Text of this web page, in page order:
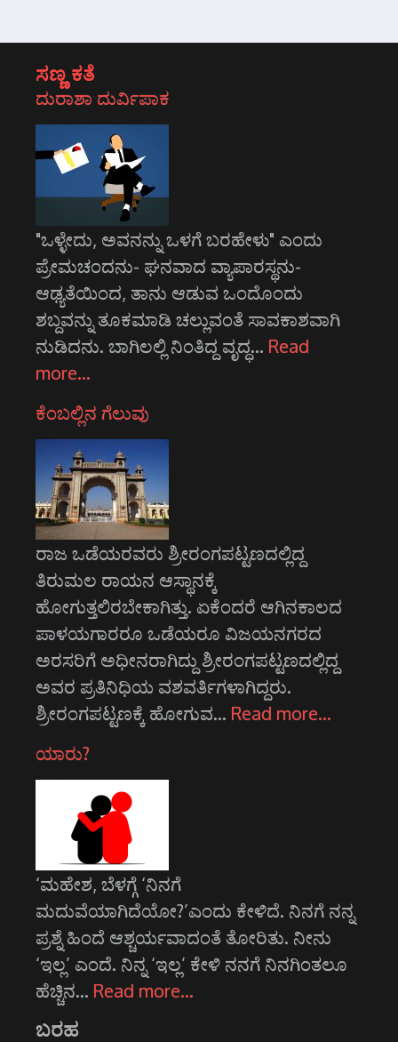
ಸಣ್ಣ ಕತೆ
ದುರಾಶಾ ದುರ್ವಿಪಾಕ
"ಒಳ್ಳೇದು, ಅವನನ್ನು ಒಳಗೆ ಬರಹೇಳು" ಎಂದು
ಪ್ರೇಮಚಂದನು- ಘನವಾದ ವ್ಯಾಪಾರಸ್ಥನು-
ಆಢ್ಯತೆಯಿಂದ, ತಾನು ಆಡುವ ಒಂದೊಂದು
ಶಬ್ದವನ್ನು ತೂಕಮಾಡಿ ಚಲ್ಲುವಂತೆ ಸಾವಕಾಶವಾಗಿ
ನುಡಿದನು. ಬಾಗಿಲಲ್ಲಿ ನಿಂತಿದ್ದ ವೃದ್ಧ… Read
more…
ಕೆಂಬಲ್ಲಿನ ಗೆಲುವು
ರಾಜ ಒಡೆಯರವರು ಶ್ರೀರಂಗಪಟ್ಟಣದಲ್ಲಿದ್ದ
ತಿರುಮಲ ರಾಯನ ಆಸ್ಥಾನಕ್ಕೆ
ಹೋಗುತ್ತಲಿರಬೇಕಾಗಿತ್ತು. ಏಕೆಂದರೆ ಆಗಿನಕಾಲದ
ಪಾಳಯಗಾರರೂ ಒಡೆಯರೂ ವಿಜಯನಗರದ
ಅರಸರಿಗೆ ಅಧೀನರಾಗಿದ್ದು ಶ್ರೀರಂಗಪಟ್ಟಣದಲ್ಲಿದ್ದ
ಅವರ ಪ್ರತಿನಿಧಿಯ ವಶವರ್ತಿಗಳಾಗಿದ್ದರು.
ಶ್ರೀರಂಗಪಟ್ಟಣಕ್ಕೆ ಹೋಗುವ… Read more…
ಯಾರು?
‘ಮಹೇಶ, ಬೆಳಗ್ಗೆ ‘ನಿನಗೆ
ಮದುವೆಯಾಗಿದೆಯೋ?’ಎಂದು ಕೇಳಿದೆ. ನಿನಗೆ ನನ್ನ
ಪ್ರಶ್ನೆ ಹಿಂದೆ ಆಶ್ಚರ್ಯವಾದಂತೆ ತೋರಿತು. ನೀನು
‘ಇಲ್ಲ’ ಎಂದೆ. ನಿನ್ನ ‘ಇಲ್ಲ’ ಕೇಳಿ ನನಗೆ ನಿನಗಿಂತಲೂ
ಹೆಚ್ಚಿನ… Read more…
ಬರಹ